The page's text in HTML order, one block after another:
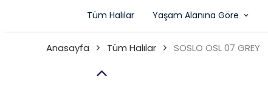
Tüm Halılar Yaşam Alanına Göre
Anasayfa Tüm Halılar SOSLO OSL 07 GREY